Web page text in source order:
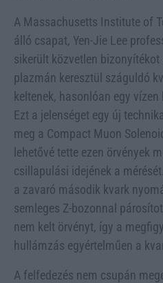
A Massachusetts Institute of
álló csapat, Yen-Jie Lee
sikerült közvetlen bizonyítékot
plazmán keresztül száguldó
keltenek, hasonlóan egy
Ezt a jelenséget egy új
meg a Compact Muon
lehetővé tette ezen örvények
csillapulási idejének a
a zavaró második kvark
semleges Z-bozonnal
nem kelt örvényt, így a
hullámzás egyértelműen a
A felfedezés nem csupán